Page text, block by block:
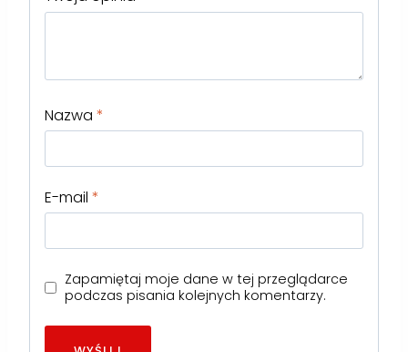
Nazwa *
E-mail *
Zapamiętaj moje dane w tej przeglądarce
podczas pisania kolejnych komentarzy.